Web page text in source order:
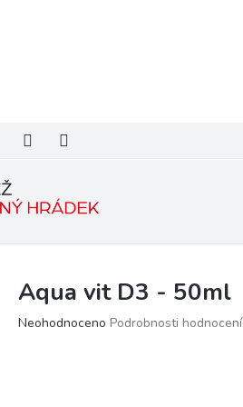
Aqua vit D3 - 50ml
Průměrné
Neohodnoceno Podrobnosti hodnocení